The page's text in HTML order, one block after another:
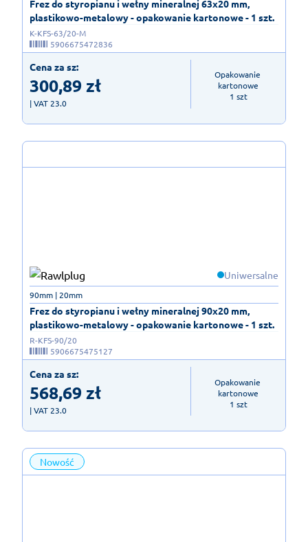
Frez do styropianu i wełny mineralnej 63x20 mm,
plastikowo-metalowy - opakowanie kartonowe - 1 szt.
K-KFS-63/20-M
5906675472836
Cena za sz:
300,89zł
| VAT 23.0
Opakowanie
kartonowe
1 szt
Uniwersalne
Frez do styropianu i wełny mineralnej 90x20 mm,
plastikowo-metalowy - opakowanie kartonowe - 1 szt.
90mm | 20mm
R-KFS-90/20
5906675475127
Cena za sz:
568,69zł
| VAT 23.0
Opakowanie
kartonowe
1 szt
Nowość